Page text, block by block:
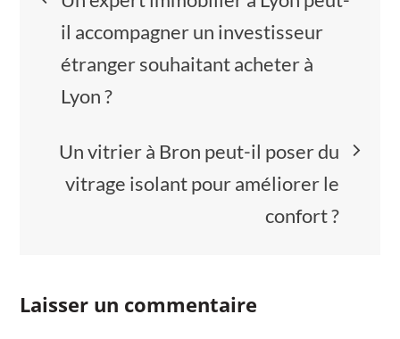
de
l’article
il accompagner un investisseur
étranger souhaitant acheter à
Lyon ?
Un vitrier à Bron peut-il poser du
vitrage isolant pour améliorer le
confort ?
Laisser un commentaire